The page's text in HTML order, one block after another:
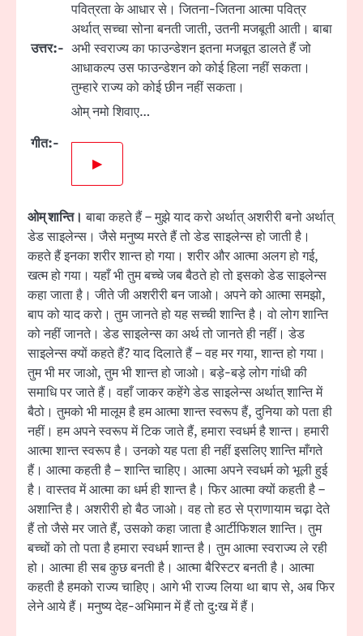
उत्तर:-
पवित्रता के आधार से। जितना-जितना आत्मा पवित्र
अर्थात् सच्चा सोना बनती जाती, उतनी मजबूती आती। बाबा
अभी स्वराज्य का फाउन्डेशन इतना मजबूत डालते हैं जो
आधाकल्प उस फाउन्डेशन को कोई हिला नहीं सकता।
तुम्हारे राज्य को कोई छीन नहीं सकता।
गीत:-
ओम् नमो शिवाए…
▶
ओम् शान्ति। बाबा कहते हैं – मुझे याद करो अर्थात् अशरीरी बनो अर्थात्
डेड साइलेन्स। जैसे मनुष्य मरते हैं तो डेड साइलेन्स हो जाती है।
कहते हैं इनका शरीर शान्त हो गया। शरीर और आत्मा अलग हो गई,
खत्म हो गया। यहाँ भी तुम बच्चे जब बैठते हो तो इसको डेड साइलेन्स
कहा जाता है। जीते जी अशरीरी बन जाओ। अपने को आत्मा समझो,
बाप को याद करो। तुम जानते हो यह सच्ची शान्ति है। वो लोग शान्ति
को नहीं जानते। डेड साइलेन्स का अर्थ तो जानते ही नहीं। डेड
साइलेन्स क्यों कहते हैं? याद दिलाते हैं – वह मर गया, शान्त हो गया।
तुम भी मर जाओ, तुम भी शान्त हो जाओ। बड़े-बड़े लोग गांधी की
समाधि पर जाते हैं। वहाँ जाकर कहेंगे डेड साइलेन्स अर्थात् शान्ति में
बैठो। तुमको भी मालूम है हम आत्मा शान्त स्वरूप हैं, दुनिया को पता ही
नहीं। हम अपने स्वरूप में टिक जाते हैं, हमारा स्वधर्म है शान्त। हमारी
आत्मा शान्त स्वरूप है। उनको यह पता ही नहीं इसलिए शान्ति माँगते
हैं। आत्मा कहती है – शान्ति चाहिए। आत्मा अपने स्वधर्म को भूली हुई
है। वास्तव में आत्मा का धर्म ही शान्त है। फिर आत्मा क्यों कहती है –
अशान्ति है। अशरीरी हो बैठ जाओ। वह तो हठ से प्राणायाम चढ़ा देते
हैं तो जैसे मर जाते हैं, उसको कहा जाता है आर्टीफिशल शान्ति। तुम
बच्चों को तो पता है हमारा स्वधर्म शान्त है। तुम आत्मा स्वराज्य ले रही
हो। आत्मा ही सब कुछ बनती है। आत्मा बैरिस्टर बनती है। आत्मा
कहती है हमको राज्य चाहिए। आगे भी राज्य लिया था बाप से, अब फिर
लेने आये हैं। मनुष्य देह-अभिमान में हैं तो दु:ख में हैं।